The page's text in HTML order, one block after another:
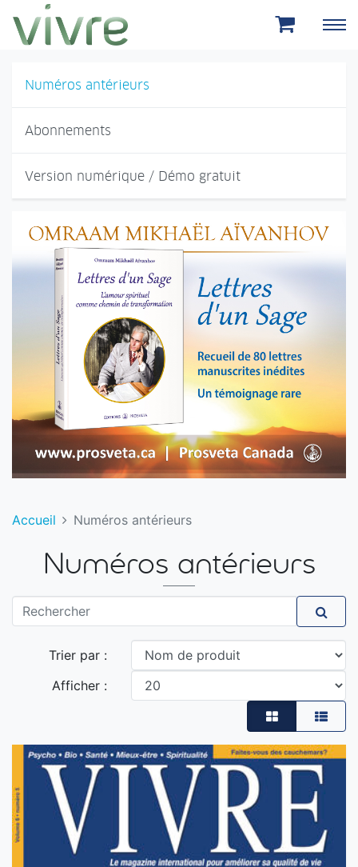
Aller au menu principal
Aller au contenu principal
Numéros antérieurs
Abonnements
Version numérique / Démo gratuit
Numéros antérieurs
Rechercher
Trier par :
Afficher :